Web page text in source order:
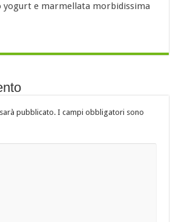
yogurt e marmellata morbidissima
pubblicato. I campi obbligatori sono